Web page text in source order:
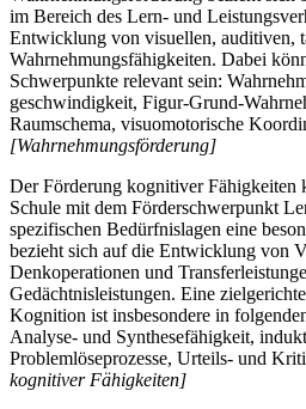
im Bereich des Lern- und
Entwicklung von visuellen, auditiven,
Wahrnehmungsfähigkeiten. Dabei
Schwerpunkte relevant sein:
geschwindigkeit, Figur-Grund-
Raumschema, visuomotorische
[Wahrnehmungsförderung]
Der Förderung kognitiver Fähigkeiten
Schule mit dem Förderschwerpunkt
spezifischen Bedürfnislagen eine
bezieht sich auf die Entwicklung von
Denkoperationen und
Gedächtnisleistungen. Eine
Kognition ist insbesondere in
Analyse- und Synthesefähigkeit,
Problemlöseprozesse, Urteils- und
kognitiver Fähigkeiten]